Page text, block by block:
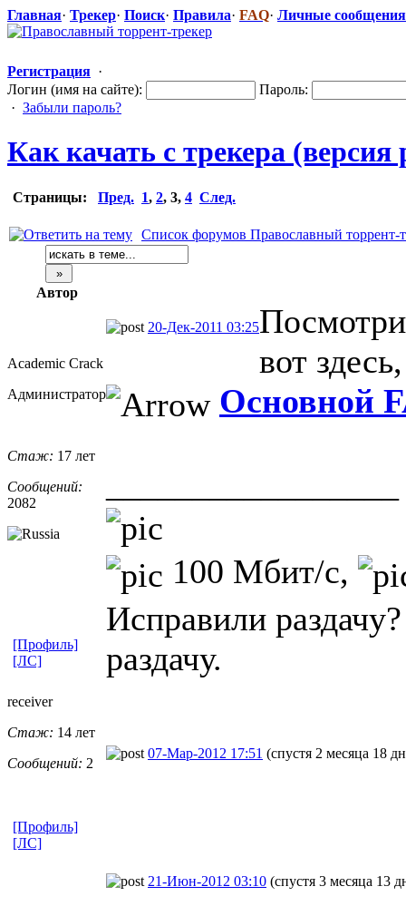
Главная· Трекер· Поиск· Правила· FAQ· Личные сообщения
Регистрация ·
Логин (имя на сайте):
Пароль:
· Забыли пароль?
Как качать с трекера
Страницы: Пред. 1, 2, 3, 4 След.
Список форумов Православный торрент-
Автор
Academic Crack
Администратор
Стаж: 17 лет
Сообщений:
2082
20-Дек-2011 03:25
вот
Основной
100 Мбит/с,
Исправили
раздачу.
[Профиль]
[ЛС]
receiver
Стаж: 14 лет
Сообщений: 2
07-Мар-2012 17:51 (спустя 2 месяца 18
[Профиль]
[ЛС]
21-Июн-2012 03:10 (спустя 3 месяца 13